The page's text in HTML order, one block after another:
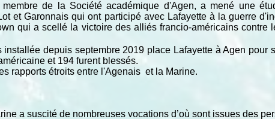
de la Société académique d'Agen, a mené une
et Garonnais qui ont participé avec Lafayette à la guerre
qui a scellé la victoire des alliés francio-américains contre
depuis septembre 2019 place Lafayette à Agen pour
et 194 furent blessés.
rapports étroits entre l'Agenais et la Marine.
a suscité de nombreuses vocations d’où sont issues des